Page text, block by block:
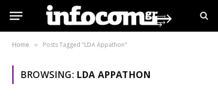
Home » Posts Tagged "LDA Appathon"
BROWSING: LDA APPATHON